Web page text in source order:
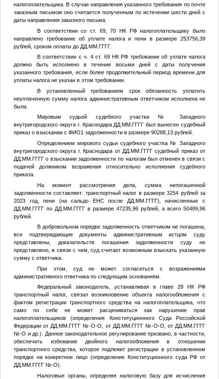
налогоплательщика. В случае направления указанного требования по почте
заказным письмом оно считается полученным по истечении шести дней с
даты направления заказного письма.
В соответствии со ст. 69, 70 НК РФ налогоплательщику было
направлено требование об уплате налога и пени в размере 253756,39
рублей, сроком оплаты до ДД.ММ.ГГГГ.
В соответствии с ч. 4 ст. 69 НК РФ требование об уплате налога
должно быть исполнено в течение восьми дней с даты получения
указанного требования, если более продолжительный период времени для
уплаты налога не указан в этом требовании.
В установленный требованием срок обязанность уплатить
неуплаченную сумму налога административным ответчиком исполнена не
была.
Мировым судьей судебного участка №
Западного
внутригородского округа г. Краснодара ДД.ММ.ГГГГ был вынесен судебный
приказ о взыскании с ФИО1 задолженности в размере 90288,13 рублей.
Определением мирового судьи судебного участка № Западного
внутригородского округа г. Краснодара от ДД.ММ.ГГГГсудебный приказ от
ДД.ММ.ГГГГо взыскании задолженности по налогам был отменен в связи с
подачей должником возражения относительно исполнения судебного
приказа.
На момент рассмотрения дела, сумма непогашенной
задолженности составляет: транспортный налог в размере 3254 рублей за
2023 год, пени (на сальдо ЕНС после ДД.ММ.ГГГГ), начисленные с
ДД.ММ.ГГГГпо ДД.ММ.ГГГГ в размере 47235,96 рублей, а всего 50489,96
рублей.
В добровольном порядке задолженность ответчиком не погашена,
все подтверждающие документы административным истцом суду
представлены, доказательств погашения задолженности суду не
представлено, в связи с чем, суд считает возможным взыскать указанную
сумму с ответчика.
При этом, суд не может согласиться с возражениями
административного ответчика по следующим основаниям.
Федеральный законодатель, устанавливая в главе 28 НК РФ
транспортный налог, связал возникновение объекта налогообложения с
фактом регистрации транспортного средства на налогоплательщика, что
само по себе не может расцениваться как нарушение прав
налогоплательщиков (определения Конституционного Суда Российской
Федерации от ДД.ММ.ГГГГ №-О-О, от ДД.ММ.ГГГГ №-О-О, от ДД.ММ.ГГГГ
№-О и др.). Данное законодательное регулирование призвано, в частности,
обеспечить избежание двойного налогообложения в отношении
транспортного средства, которое подлежит регистрации в установленном
порядке на конкретное лицо (определение Конституционного суда РФ от
ДД.ММ.ГГГГ №-О).
Налоговые органы, определяя налоговую базу для исчисления